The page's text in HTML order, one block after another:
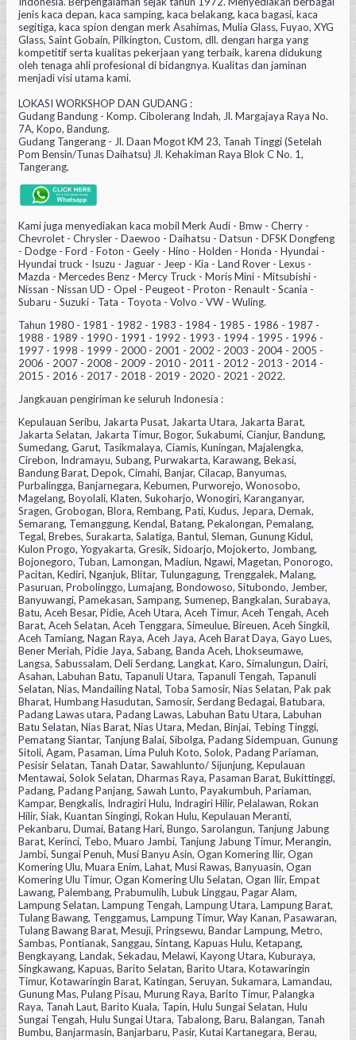
jenis kaca depan, kaca samping, kaca belakang, kaca bagasi, kaca
segitiga, kaca spion dengan merk Asahimas, Mulia Glass, Fuyao, XYG
Glass, Saint Gobain, Pilkington, Custom, dll. dengan harga yang
kompetitif serta kualitas pekerjaan yang terbaik, karena didukung
oleh tenaga ahli profesional di bidangnya. Kualitas dan jaminan
menjadi visi utama kami.
LOKASI WORKSHOP DAN GUDANG :
Gudang Bandung - Komp. Cibolerang Indah, Jl. Margajaya Raya No.
7A, Kopo, Bandung.
Gudang Tangerang - Jl. Daan Mogot KM 23, Tanah Tinggi (Setelah
Pom Bensin/Tunas Daihatsu) Jl. Kehakiman Raya Blok C No. 1,
Tangerang.
Kami juga menyediakan kaca mobil Merk Audi - Bmw - Cherry -
Chevrolet - Chrysler - Daewoo - Daihatsu - Datsun - DFSK Dongfeng
- Dodge - Ford - Foton - Geely - Hino - Holden - Honda - Hyundai -
Hyundai truck - Isuzu - Jaguar - Jeep - Kia - Land Rover - Lexus -
Mazda - Mercedes Benz - Mercy Truck - Moris Mini - Mitsubishi -
Nissan - Nissan UD - Opel - Peugeot - Proton - Renault - Scania -
Subaru - Suzuki - Tata - Toyota - Volvo - VW - Wuling.
Tahun 1980 - 1981 - 1982 - 1983 - 1984 - 1985 - 1986 - 1987 -
1988 - 1989 - 1990 - 1991 - 1992 - 1993 - 1994 - 1995 - 1996 -
1997 - 1998 - 1999 - 2000 - 2001 - 2002 - 2003 - 2004 - 2005 -
2006 - 2007 - 2008 - 2009 - 2010 - 2011 - 2012 - 2013 - 2014 -
2015 - 2016 - 2017 - 2018 - 2019 - 2020 - 2021 - 2022.
Jangkauan pengiriman ke seluruh Indonesia :
Kepulauan Seribu, Jakarta Pusat, Jakarta Utara, Jakarta Barat,
Jakarta Selatan, Jakarta Timur, Bogor, Sukabumi, Cianjur, Bandung,
Sumedang, Garut, Tasikmalaya, Ciamis, Kuningan, Majalengka,
Cirebon, Indramayu, Subang, Purwakarta, Karawang, Bekasi,
Bandung Barat, Depok, Cimahi, Banjar, Cilacap, Banyumas,
Purbalingga, Banjarnegara, Kebumen, Purworejo, Wonosobo,
Magelang, Boyolali, Klaten, Sukoharjo, Wonogiri, Karanganyar,
Sragen, Grobogan, Blora, Rembang, Pati, Kudus, Jepara, Demak,
Semarang, Temanggung, Kendal, Batang, Pekalongan, Pemalang,
Tegal, Brebes, Surakarta, Salatiga, Bantul, Sleman, Gunung Kidul,
Kulon Progo, Yogyakarta, Gresik, Sidoarjo, Mojokerto, Jombang,
Bojonegoro, Tuban, Lamongan, Madiun, Ngawi, Magetan, Ponorogo,
Pacitan, Kediri, Nganjuk, Blitar, Tulungagung, Trenggalek, Malang,
Pasuruan, Probolinggo, Lumajang, Bondowoso, Situbondo, Jember,
Banyuwangi, Pamekasan, Sampang, Sumenep, Bangkalan, Surabaya,
Batu, Aceh Besar, Pidie, Aceh Utara, Aceh Timur, Aceh Tengah, Aceh
Barat, Aceh Selatan, Aceh Tenggara, Simeulue, Bireuen, Aceh Singkil,
Aceh Tamiang, Nagan Raya, Aceh Jaya, Aceh Barat Daya, Gayo Lues,
Bener Meriah, Pidie Jaya, Sabang, Banda Aceh, Lhokseumawe,
Langsa, Sabussalam, Deli Serdang, Langkat, Karo, Simalungun, Dairi,
Asahan, Labuhan Batu, Tapanuli Utara, Tapanuli Tengah, Tapanuli
Selatan, Nias, Mandailing Natal, Toba Samosir, Nias Selatan, Pak pak
Bharat, Humbang Hasudutan, Samosir, Serdang Bedagai, Batubara,
Padang Lawas utara, Padang Lawas, Labuhan Batu Utara, Labuhan
Batu Selatan, Nias Barat, Nias Utara, Medan, Binjai, Tebing Tinggi,
Pematang Siantar, Tanjung Balai, Sibolga, Padang Sidempuan, Gunung
Sitoli, Agam, Pasaman, Lima Puluh Koto, Solok, Padang Pariaman,
Pesisir Selatan, Tanah Datar, Sawahlunto/ Sijunjung, Kepulauan
Mentawai, Solok Selatan, Dharmas Raya, Pasaman Barat, Bukittinggi,
Padang, Padang Panjang, Sawah Lunto, Payakumbuh, Pariaman,
Kampar, Bengkalis, Indragiri Hulu, Indragiri Hilir, Pelalawan, Rokan
Hilir, Siak, Kuantan Singingi, Rokan Hulu, Kepulauan Meranti,
Pekanbaru, Dumai, Batang Hari, Bungo, Sarolangun, Tanjung Jabung
Barat, Kerinci, Tebo, Muaro Jambi, Tanjung Jabung Timur, Merangin,
Jambi, Sungai Penuh, Musi Banyu Asin, Ogan Komering Ilir, Ogan
Komering Ulu, Muara Enim, Lahat, Musi Rawas, Banyuasin, Ogan
Komering Ulu Timur, Ogan Komering Ulu Selatan, Ogan Ilir, Empat
Lawang, Palembang, Prabumulih, Lubuk Linggau, Pagar Alam,
Lampung Selatan, Lampung Tengah, Lampung Utara, Lampung Barat,
Tulang Bawang, Tenggamus, Lampung Timur, Way Kanan, Pasawaran,
Tulang Bawang Barat, Mesuji, Pringsewu, Bandar Lampung, Metro,
Sambas, Pontianak, Sanggau, Sintang, Kapuas Hulu, Ketapang,
Bengkayang, Landak, Sekadau, Melawi, Kayong Utara, Kuburaya,
Singkawang, Kapuas, Barito Selatan, Barito Utara, Kotawaringin
Timur, Kotawaringin Barat, Katingan, Seruyan, Sukamara, Lamandau,
Gunung Mas, Pulang Pisau, Murung Raya, Barito Timur, Palangka
Raya, Tanah Laut, Barito Kuala, Tapin, Hulu Sungai Selatan, Hulu
Sungai Tengah, Hulu Sungai Utara, Tabalong, Baru, Balangan, Tanah
Bumbu, Banjarmasin, Banjarbaru, Pasir, Kutai Kartanegara, Berau,